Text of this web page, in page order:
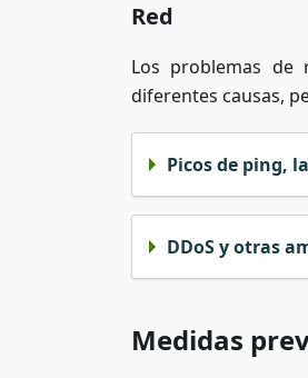
Red
Los problemas de
diferentes causas,
Picos de ping,
DDoS y otras
Medidas